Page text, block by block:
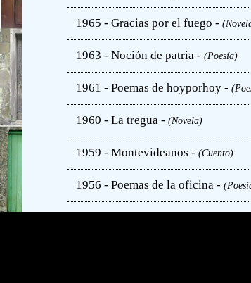
1965 - Gracias por el fuego -
1963 - Noción de patria - (Poesía)
1961 - Poemas de hoyporhoy -
1960 - La tregua - (Novela)
1959 - Montevideanos - (Cuento)
1956 - Poemas de la oficina -